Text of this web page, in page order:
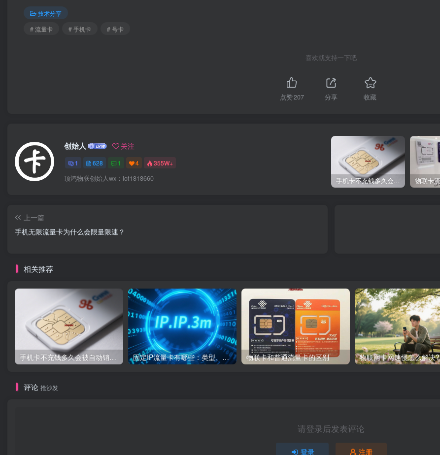
技术分享
# 流量卡
# 手机卡 # 号卡
喜欢就支持一下吧
点赞207 分享 收藏
创始人 关注
1 628 1 4 355W+
顶鸿物联创始人wx：iot1818660 手机卡不充钱多久会被自动销户？
上一篇
手机无限流量卡为什么会限量限速？
相关推荐
手机卡不充钱多久会被自动销户？ 固定IP流量卡有哪些：类型、特点 物联卡和普通流量卡的区别 物联网卡网速慢怎么解决?
评论 抢沙发
请登录后发表评论
登录 注册